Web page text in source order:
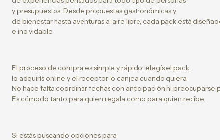
y presupuestos. Desde propuestas gastronómicas y
de bienestar hasta aventuras al aire libre, cada pack está
e inolvidable.
El proceso de compra es simple y rápido: elegís el pack,
lo adquirís online y el receptor lo canjea cuando quiera.
No hace falta coordinar fechas con anticipación ni preocuparse
Es cómodo tanto para quien regala como para quien recibe.
Si estás buscando opciones para